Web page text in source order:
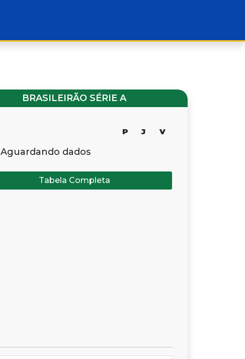
BRASILEIRÃO SÉRIE A
P J V
Aguardando dados
Tabela Completa